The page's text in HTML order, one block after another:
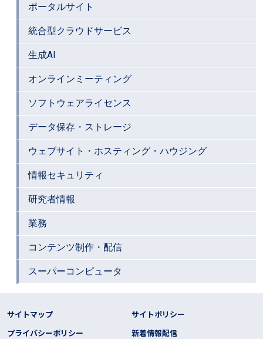
ポータルサイト
統合型クラウドサービス
生成AI
オンラインミーティング
ソフトウェアライセンス
データ保存・ストレージ
ウェブサイト・ホスティング・ハウジング
情報セキュリティ
研究者情報
業務
コンテンツ制作・配信
スーパーコンピュータ
フッター リンク
サイトマップ
サイトポリシー
プライバシーポリシー
新着情報配信